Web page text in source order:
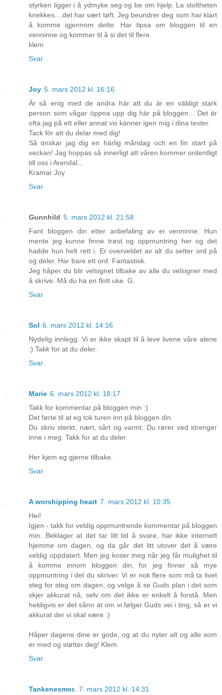
styrken ligger i å ydmyke seg og be om hjelp. La stoltheten
knekkes....det har vært tøft. Jeg beundrer deg som har klart
å komme igjennom dette. Har tipsa om bloggen til en
venninne og kommer til å si det til flere.
klem
Svar
Joy 5. mars 2012 kl. 16:16
Är så enig med de andra här att du är en väldigt stark
person som vågar öppna upp dig här på bloggen... Det är
ofta jag på ett eller annat vis känner igen mig i dina texter.
Tack för att du delar med dig!
Så önskar jag dig en härlig måndag och en fin start på
veckan! Jag hoppas så innerligt att våren kommer ordentligt
till oss i Arendal...
Kramar Joy
Svar
Gunnhild 5. mars 2012 kl. 21:58
Fant bloggen din etter anbefaling av ei venninne. Hun
mente jeg kunne finne trøst og oppmuntring her og det
hadde hun helt rett i. Er overveldet av alt du setter ord på
og deler. Har bare ett ord: Fantastisk.
Jeg håper du blir velsignet tilbake av alle du velsigner med
å skrive. Må du ha en flott uke. G.
Svar
Sol 6. mars 2012 kl. 14:16
Nydelig innlegg. Vi er ikke skapt til å leve livene våre alene
:) Takk for at du deler.
Svar
Marie 6. mars 2012 kl. 18:17
Takk for kommentar på bloggen min :)
Det førte til at eg tok turen inn på bloggen din.
Du skriv sterkt, nært, sårt og varmt. Du rører ved strenger
inne i meg. Takk for at du deler.
Her kjem eg gjerne tilbake.
Svar
A worshipping heart 7. mars 2012 kl. 10:35
Hei!
Igjen - takk for veldig oppmuntrende kommentar på bloggen
min. Beklager at det tar litt tid å svare, har ikke internett
hjemme om dagen, og da går det litt utover det å være
veldig oppdatert. Men jeg koser meg når jeg får mulighet til
å komme innom bloggen din, for jeg finner så mye
oppmuntring i det du skriver. Vi er nok flere som må ta livet
steg for steg om dagen, og velge å se Guds plan i det som
skjer akkurat nå, selv om det ikke er enkelt å forstå. Men
heldigvis er det sånn at om vi følger Guds vei i ting, så er vi
akkurat der vi skal være :)
Håper dagene dine er gode, og at du nyter alt og alle som
er med og støtter deg! Klem
Svar
Tankenesmor. 7. mars 2012 kl. 14:31